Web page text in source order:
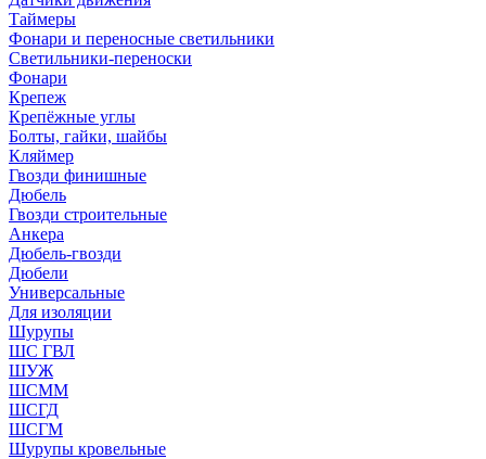
Таймеры
Фонари и переносные светильники
Светильники-переноски
Фонари
Крепеж
Крепёжные углы
Болты, гайки, шайбы
Кляймер
Гвозди финишные
Дюбель
Гвозди строительные
Анкера
Дюбель-гвозди
Дюбели
Универсальные
Для изоляции
Шурупы
ШС ГВЛ
ШУЖ
ШСММ
ШСГД
ШСГМ
Шурупы кровельные